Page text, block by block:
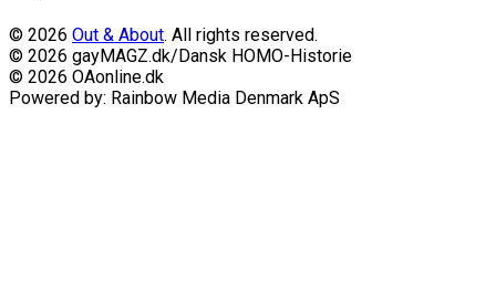
© 2026 Out & About. All rights reserved.
© 2026 gayMAGZ.dk/Dansk HOMO-Historie
© 2026 OAonline.dk
Powered by: Rainbow Media Denmark ApS